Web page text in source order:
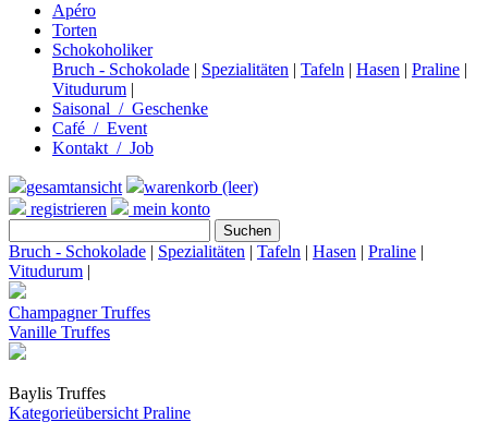
Apéro
Torten
Schokoholiker
Bruch - Schokolade | Spezialitäten | Tafeln | Hasen | Praline |
Vitudurum |
Saisonal / Geschenke
Café / Event
Kontakt / Job
gesamtansicht
warenkorb (leer)
registrieren
mein konto
Bruch - Schokolade | Spezialitäten | Tafeln | Hasen | Praline |
Vitudurum |
Champagner Truffes
Vanille Truffes
Baylis Truffes
Kategorieübersicht Praline